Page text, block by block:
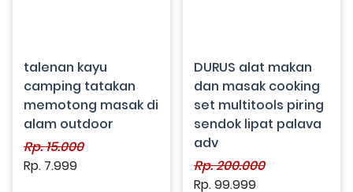
talenan kayu
camping tatakan
memotong masak di
alam outdoor
Rp. 15.000
Rp. 7.999
DURUS alat makan
dan masak cooking
set multitools piring
sendok lipat palava
adv
Rp. 200.000
Rp. 99.999